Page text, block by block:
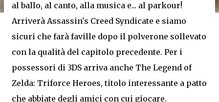
al ballo, al canto, alla musica e... al parkour!
Arriverà Assassin's Creed Syndicate e siamo
sicuri che farà faville dopo il polverone sollevato
con la qualità del capitolo precedente. Per i
possessori di 3DS arriva anche The Legend of
Zelda: Triforce Heroes, titolo interessante a patto
che abbiate degli amici con cui giocare.